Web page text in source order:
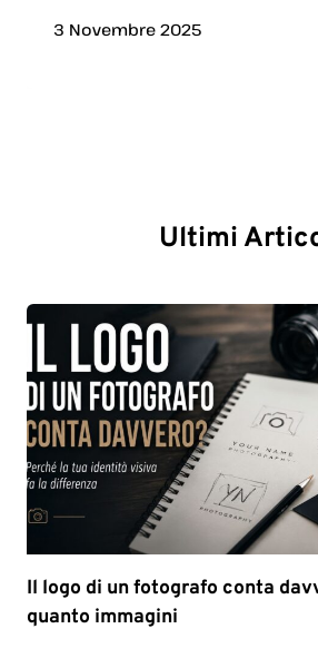
3 Novembre 2025
Ultimi
Il logo di un fotografo conta
quanto immagini